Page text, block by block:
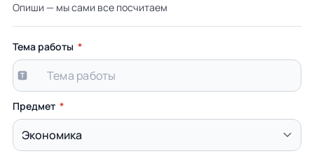
Опиши — мы сами все посчитаем
Тема работы
Предмет